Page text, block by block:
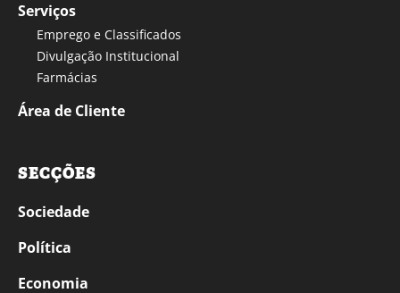
Serviços
Emprego e Classificados
Divulgação Institucional
Farmácias
Área de Cliente
SECÇÕES
Sociedade
Política
Economia